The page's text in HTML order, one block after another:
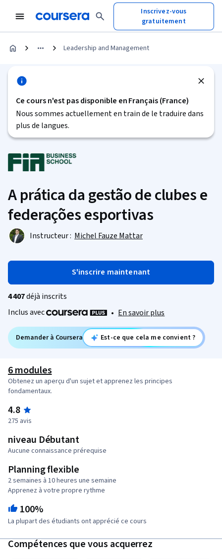
Inscrivez-vous
gratuitement
Leadership and Management
Ce cours n'est pas disponible en Français (France)
Nous sommes actuellement en train de le traduire dans
plus de langues.
A prática da gestão de clubes e
federações esportivas
Instructeur : Michel Fauze Mattar
S'inscrire maintenant
4 407déjà inscrits
Inclus avec
• En savoir plus
Demander à Coursera Est-ce que cela me convient ?
6 modules
Obtenez un aperçu d'un sujet et apprenez les principes
fondamentaux.
4.8
275 avis
niveau Débutant
Aucune connaissance prérequise
Planning flexible
2 semaines à 10 heures une semaine
Apprenez à votre propre rythme
100%
La plupart des étudiants ont apprécié ce cours
Compétences que vous acquerrez